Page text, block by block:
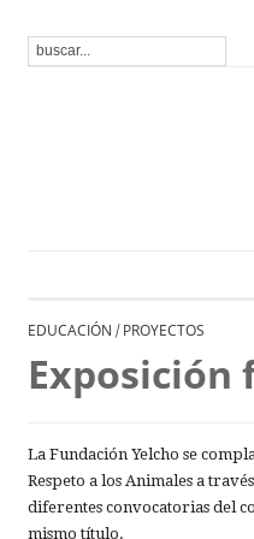
EDUCACIÓN / PROYECTOS
La Fundación Yelcho se
Respeto a los Animales a
diferentes convocatorias del
mismo título.